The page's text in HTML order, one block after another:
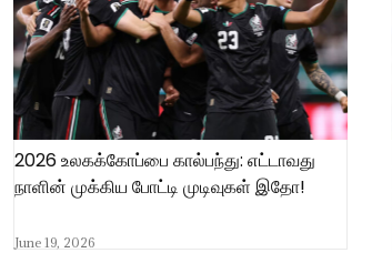
2026 உலகக்கோப்பை கால்பந்து: எட்டாவது
நாளின் முக்கிய போட்டி முடிவுகள் இதோ!
June 19, 2026